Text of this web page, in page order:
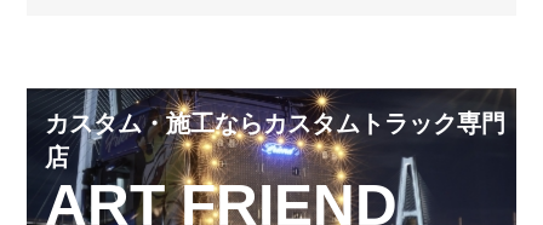
カスタム・施工ならカスタムトラック専門
店
ART FRIEND